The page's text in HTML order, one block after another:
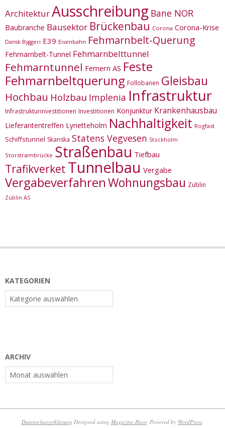
ArchitekturAusschreibung Bane NOR
Baubranche Bausektor Brückenbau Corona Corona-Krise
Dansk Byggeri E39 Eisenbahn Fehmarnbelt-Querung
Fehmarnbelt-Tunnel Fehmarnbelttunnel
Fehmarntunnel Femern AS Feste
Fehmarnbeltquerung Follobanen Gleisbau
Hochbau Holzbau Implenia Infrastruktur
Infrastrukturinvestitionen Investitionen Konjunktur Krankenhausbau
Lieferantentreffen Lynetteholm Nachhaltigkeit Rogfast
Schiffstunnel Skanska Statens Vegvesen Stockholm
Storstrømbrücke Straßenbau Tiefbau
Trafikverket Tunnelbau Vergabe
VergabeverfahrenWohnungsbau Züblin
Züblin AS
KATEGORIEN
Kategorien
ARCHIV
Archiv
Datenschutzerklärung Designed using Magazine Hoot . Powered by WordPress